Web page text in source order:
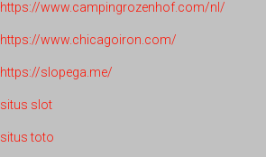
https://www.campingrozenhof.com/nl/
https://www.chicagoiron.com/
https://slopega.me/
situs slot
situs toto